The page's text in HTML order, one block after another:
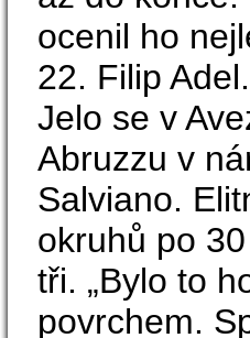
ocenil ho
22. Filip Adel.
Jelo se v
Abruzzu v
Salviano.
okruhů po
tři. „Bylo to
povrchem.